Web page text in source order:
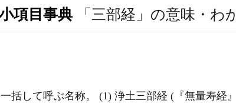
項目事典 「三部経」の意味・わ
括して呼ぶ名称。 (1) 浄土三部経 (『無量寿経